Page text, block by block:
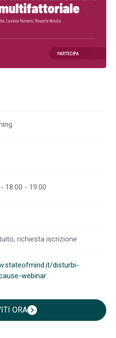
18:00 - 19:00
richiesta iscrizione
disturbi-
webinar
ORAchevron_right